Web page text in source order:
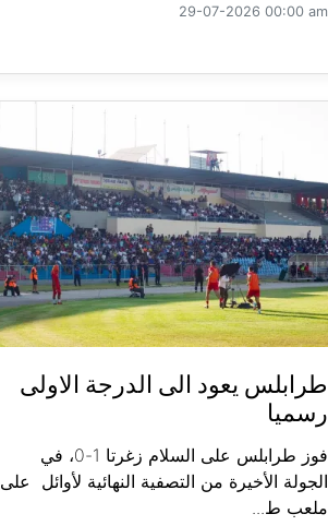
29-07-2026 00:00 am
طرابلس يعود الى الدرجة الاولى
رسميا
فوز طرابلس على السلام زغرتا 1-0، في
الجولة الأخيرة من التصفية النهائية لأوائل على
ملعب ط...